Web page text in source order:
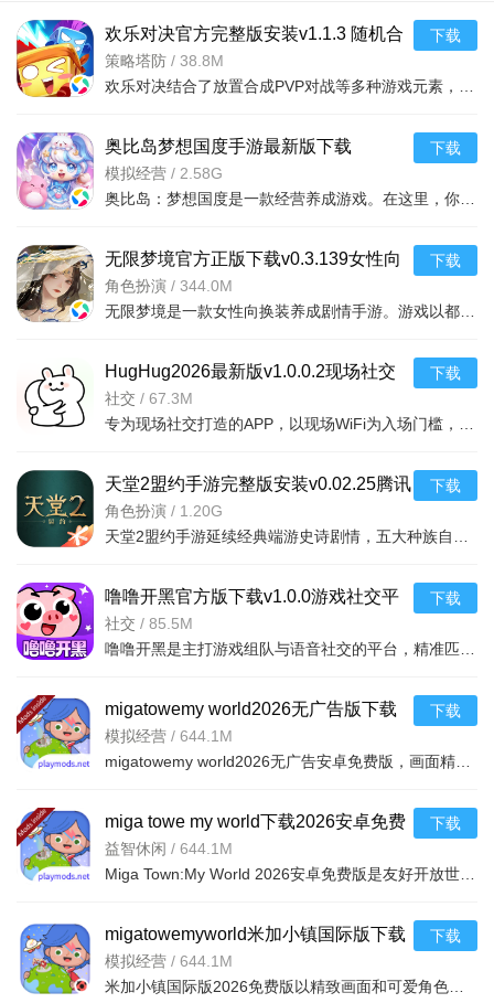
欢乐对决官方完整版安装v1.1.3 随机合
成骰子布洛克塔防PVP竞技手游
策略塔防 / 38.8M
下载
奥比岛梦想国度手游最新版下载
v3.0.26060202休闲模拟经营游戏
模拟经营 / 2.58G
下载
无限梦境官方正版下载v0.3.139女性向
换装恋爱游戏
角色扮演 / 344.0M
下载
HugHug2026最新版v1.0.0.2现场社交
交友软件
社交 / 67.3M
下载
天堂2盟约手游完整版安装v0.02.25腾讯
正版开放世界血盟团战手游
角色扮演 / 1.20G
下载
噜噜开黑官方版下载v1.0.0游戏社交平
台
社交 / 85.5M
下载
migatowemy world2026无广告版下载
安卓免费版v1.100最新安卓版本
模拟经营 / 644.1M
下载
miga towe my world下载2026安卓免费
版v1.100安卓最新版
益智休闲 / 644.1M
下载
migatowemyworld米加小镇国际版下载
2026免费版v1.100安卓最新版
模拟经营 / 644.1M
下载